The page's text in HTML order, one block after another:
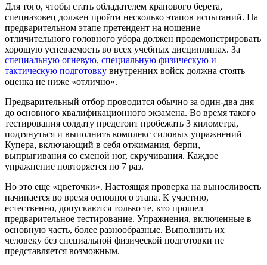
Для того, чтобы стать обладателем крапового берета,
спецназовец должен пройти несколько этапов испытаний. На
предварительном этапе претендент на ношение
отличительного головного убора должен продемонстрировать
хорошую успеваемость во всех учебных дисциплинах. За
специальную огневую, специальную физическую и
тактическую подготовку внутренних войск должна стоять
оценка не ниже «отлично».
Предварительный отбор проводится обычно за один-два дня
до основного квалификационного экзамена. Во время такого
тестирования солдату предстоит пробежать 3 километра,
подтянуться и выполнить комплекс силовых упражнений
Купера, включающий в себя отжимания, берпи,
выпрыгивания со сменой ног, скручивания. Каждое
упражнение повторяется по 7 раз.
Но это еще «цветочки». Настоящая проверка на выносливость
начинается во время основного этапа. К участию,
естественно, допускаются только те, кто прошел
предварительное тестирование. Упражнения, включенные в
основную часть, более разнообразные. Выполнить их
человеку без специальной физической подготовки не
представляется возможным.